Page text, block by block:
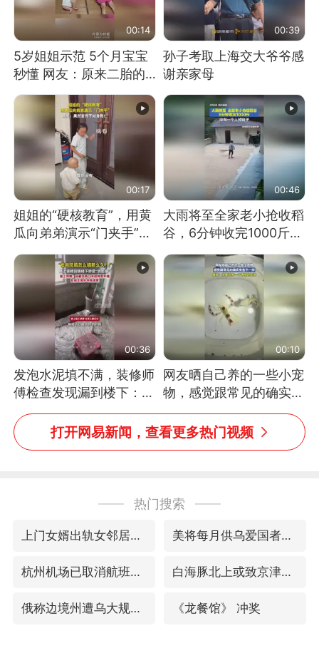
00:14
5岁姐姐示范 5个月宝宝
秒懂 网友：原来二胎的
快乐长这样
00:39
孙子考取上海交大爷爷感
谢亲家母
00:17
姐姐的“硬核教育”，用黄
瓜向弟弟演示“门夹手”，
网友：果然言传不如身
教！
00:46
大雨将至全家老小抢收稻
谷，6分钟收完1000斤，
没有一个人掉链子
00:36
发泡水泥填不满，装修师
傅检查发现漏到楼下：出
风口未延伸到外墙
00:10
网友晒自己养的一些小宠
物，感觉跟常见的确实有
些不一样
打开网易新闻，查看更多热门视频
热门搜索
上门女婿出轨女邻居多年被判重婚罪 美将每月供乌爱国者拦截导弹
杭州机场已取消航班388架次 白海豚北上或致京津冀暴雨
俄称边境州遭乌大规模袭击已致13伤 《龙餐馆》 冲奖